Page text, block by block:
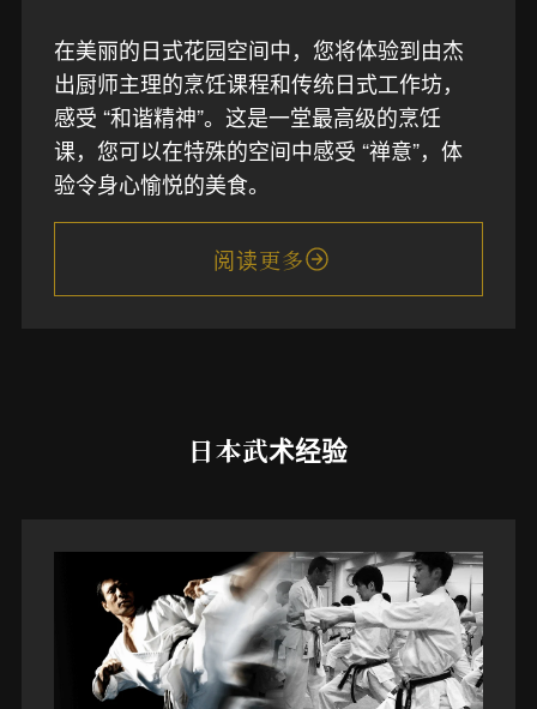
在美丽的日式花园空间中，您将体验到由杰
出厨师主理的烹饪课程和传统日式工作坊，
感受 “和谐精神”。这是一堂最高级的烹饪
课，您可以在特殊的空间中感受 “禅意”，体
验令身心愉悦的美食。
阅读更多
日本武术经验